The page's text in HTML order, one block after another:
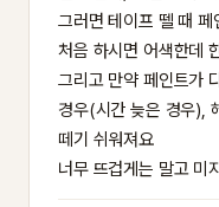
그러면 테이프 뗄 때
처음 하시면 어색한데
그리고 만약 페인트가
경우(시간 늦은 경우),
떼기 쉬워져요
너무 뜨겁게는 말고 미